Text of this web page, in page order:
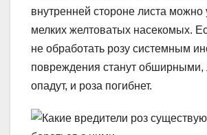
внутренней стороне листа можно
мелких желтоватых насекомых.
не обработать розу системным
повреждения станут обширными,
опадут, и роза погибнет.